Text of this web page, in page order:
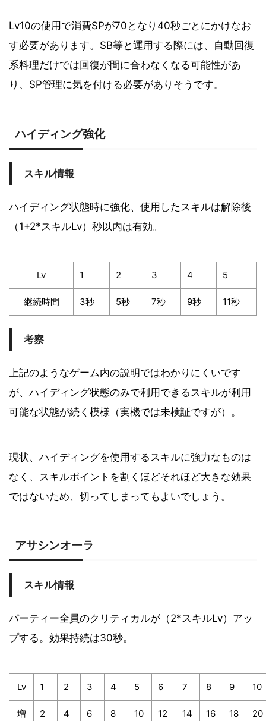
Lv10の使用で消費SPが70となり40秒ごとにかけなお
す必要があります。SB等と運用する際には、自動回復
系料理だけでは回復が間に合わなくなる可能性があ
り、SP管理に気を付ける必要がありそうです。
ハイディング強化
スキル情報
ハイディング状態時に強化、使用したスキルは解除後
（1+2*スキルLv）秒以内は有効。
Lv 1 2 3 4 5
継続時間 3秒 5秒 7秒 9秒 11秒
考察
上記のようなゲーム内の説明ではわかりにくいです
が、ハイディング状態のみで利用できるスキルが利用
可能な状態が続く模様（実機では未検証ですが）。
現状、ハイディングを使用するスキルに強力なものは
なく、スキルポイントを割くほどそれほど大きな効果
ではないため、切ってしまってもよいでしょう。
アサシンオーラ
スキル情報
パーティー全員のクリティカルが（2*スキルLv）アッ
プする。効果持続は30秒。
Lv 1 2 3 4 5 6 7 8 9 10
増
2 4 6 8 10 12 14 16 18 20